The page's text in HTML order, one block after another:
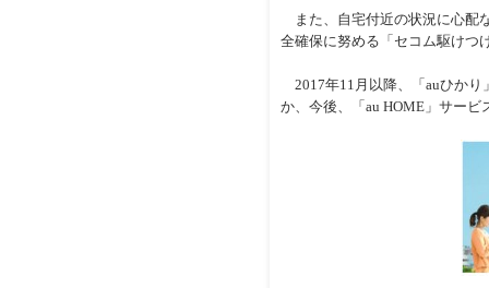
また、自宅付近の状況に心配
全確保に努める「セコム駆けつ
2017年11月以降、「auひかり
か、今後、「au HOME」サー